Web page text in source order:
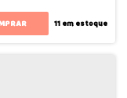
11 em estoque